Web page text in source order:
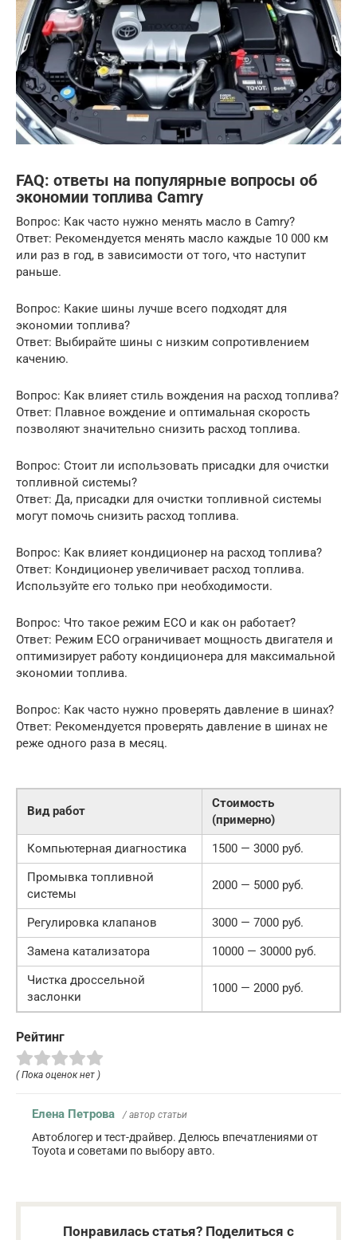
FAQ: ответы на популярные вопросы об
экономии топлива Camry
Вопрос: Как часто нужно менять масло в Camry?
Ответ: Рекомендуется менять масло каждые 10 000 км
или раз в год, в зависимости от того, что наступит
раньше.
Вопрос: Какие шины лучше всего подходят для
экономии топлива?
Ответ: Выбирайте шины с низким сопротивлением
качению.
Вопрос: Как влияет стиль вождения на расход топлива?
Ответ: Плавное вождение и оптимальная скорость
позволяют значительно снизить расход топлива.
Вопрос: Стоит ли использовать присадки для очистки
топливной системы?
Ответ: Да, присадки для очистки топливной системы
могут помочь снизить расход топлива.
Вопрос: Как влияет кондиционер на расход топлива?
Ответ: Кондиционер увеличивает расход топлива.
Используйте его только при необходимости.
Вопрос: Что такое режим ECO и как он работает?
Ответ: Режим ECO ограничивает мощность двигателя и
оптимизирует работу кондиционера для максимальной
экономии топлива.
Вопрос: Как часто нужно проверять давление в шинах?
Ответ: Рекомендуется проверять давление в шинах не
реже одного раза в месяц.
Вид работ
Стоимость
(примерно)
Компьютерная диагностика
1500 — 3000 руб.
Промывка топливной
системы
2000 — 5000 руб.
Регулировка клапанов
3000 — 7000 руб.
Замена катализатора
10000 — 30000 руб.
Чистка дроссельной
заслонки
1000 — 2000 руб.
Рейтинг
( Пока оценок нет )
Елена Петрова / автор статьи
Автоблогер и тест-драйвер. Делюсь впечатлениями от
Toyota и советами по выбору авто.
Понравилась статья? Поделиться с